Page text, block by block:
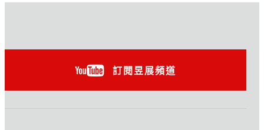
訂閱昱展頻道